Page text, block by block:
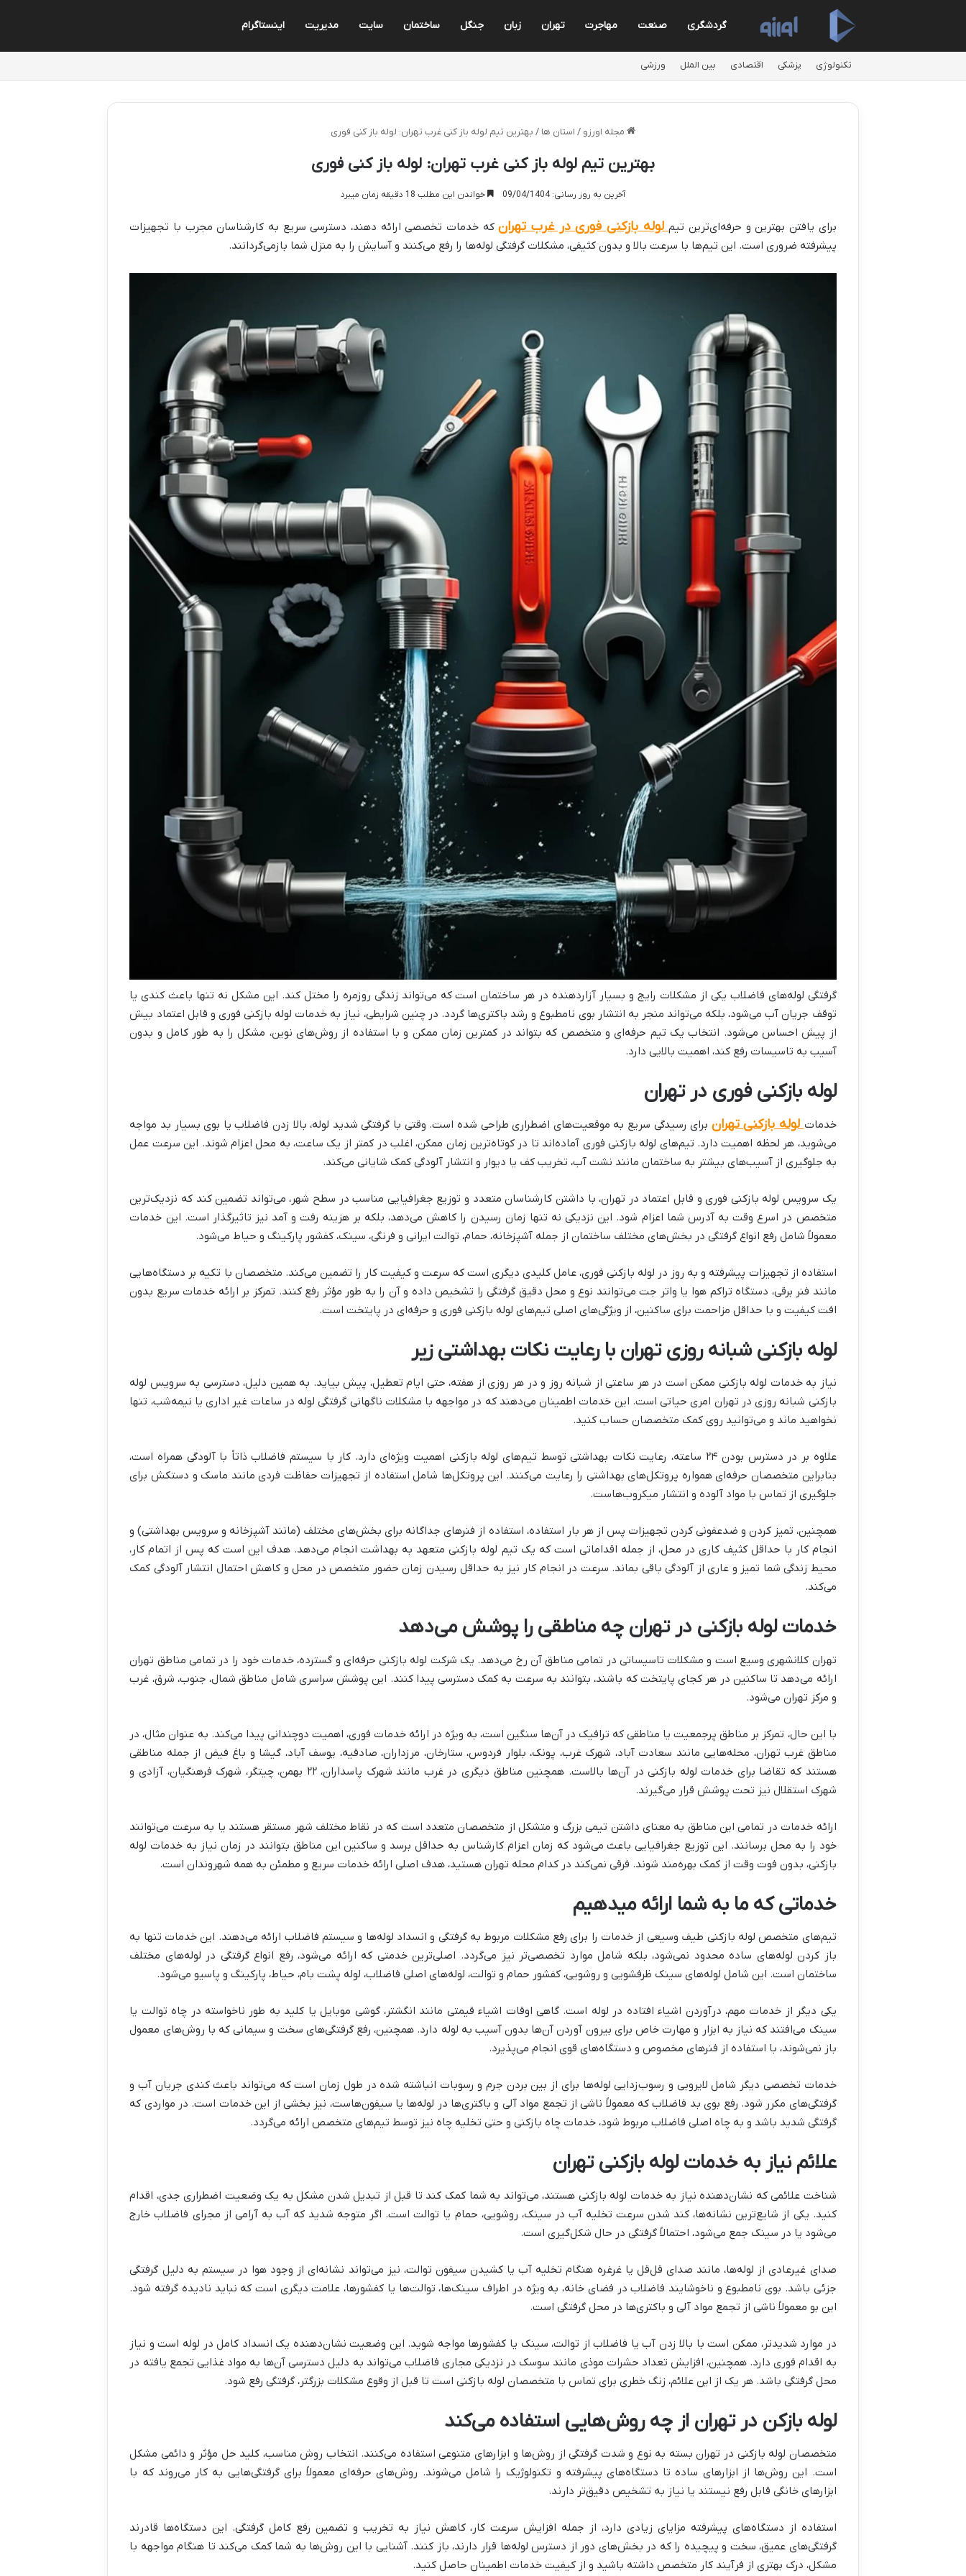
گردشگری صنعت مهاجرت تهران زبان جنگل ساختمان سایت مدیریت اینستاگرام
تکنولوژی پزشکی اقتصادی بین الملل ورزشی
مجله اورزو / استان ها / بهترین تیم لوله باز کنی غرب تهران: لوله باز کنی فوری
بهترین تیم لوله باز کنی غرب تهران: لوله باز کنی فوری
آخرین به روز رسانی: 09/04/1404 خواندن این مطلب 18 دقیقه زمان میبرد
برای یافتن بهترین و حرفه‌ای‌ترین تیملوله بازکنی فوری در غرب تهرانکه خدمات تخصصی ارائه دهند، دسترسی سریع به کارشناسان مجرب با تجهیزات
پیشرفته ضروری است. این تیم‌ها با سرعت بالا و بدون کثیفی، مشکلات گرفتگی لوله‌ها را رفع می‌کنند و آسایش را به منزل شما بازمی‌گردانند.
گرفتگی لوله‌های فاضلاب یکی از مشکلات رایج و بسیار آزاردهنده در هر ساختمان است که می‌تواند زندگی روزمره را مختل کند. این مشکل نه تنها باعث کندی یا
توقف جریان آب می‌شود، بلکه می‌تواند منجر به انتشار بوی نامطبوع و رشد باکتری‌ها گردد. در چنین شرایطی، نیاز به خدمات لوله بازکنی فوری و قابل اعتماد بیش
از پیش احساس می‌شود. انتخاب یک تیم حرفه‌ای و متخصص که بتواند در کمترین زمان ممکن و با استفاده از روش‌های نوین، مشکل را به طور کامل و بدون
آسیب به تاسیسات رفع کند، اهمیت بالایی دارد.
لوله بازکنی فوری در تهران
خدماتلوله بازکنی تهران برای رسیدگی سریع به موقعیت‌های اضطراری طراحی شده است. وقتی با گرفتگی شدید لوله، بالا زدن فاضلاب یا بوی بسیار بد مواجه
می‌شوید، هر لحظه اهمیت دارد. تیم‌های لوله بازکنی فوری آماده‌اند تا در کوتاه‌ترین زمان ممکن، اغلب در کمتر از یک ساعت، به محل اعزام شوند. این سرعت عمل
به جلوگیری از آسیب‌های بیشتر به ساختمان مانند نشت آب، تخریب کف یا دیوار و انتشار آلودگی کمک شایانی می‌کند.
یک سرویس لوله بازکنی فوری و قابل اعتماد در تهران، با داشتن کارشناسان متعدد و توزیع جغرافیایی مناسب در سطح شهر، می‌تواند تضمین کند که نزدیک‌ترین
متخصص در اسرع وقت به آدرس شما اعزام شود. این نزدیکی نه تنها زمان رسیدن را کاهش می‌دهد، بلکه بر هزینه رفت و آمد نیز تاثیرگذار است. این خدمات
معمولاً شامل رفع انواع گرفتگی در بخش‌های مختلف ساختمان از جمله آشپزخانه، حمام، توالت ایرانی و فرنگی، سینک، کفشور پارکینگ و حیاط می‌شود.
استفاده از تجهیزات پیشرفته و به روز در لوله بازکنی فوری، عامل کلیدی دیگری است که سرعت و کیفیت کار را تضمین می‌کند. متخصصان با تکیه بر دستگاه‌هایی
مانند فنر برقی، دستگاه تراکم هوا یا واتر جت می‌توانند نوع و محل دقیق گرفتگی را تشخیص داده و آن را به طور مؤثر رفع کنند. تمرکز بر ارائه خدمات سریع بدون
افت کیفیت و با حداقل مزاحمت برای ساکنین، از ویژگی‌های اصلی تیم‌های لوله بازکنی فوری و حرفه‌ای در پایتخت است.
لوله بازکنی شبانه روزی تهران با رعایت نکات بهداشتی زیر
نیاز به خدمات لوله بازکنی ممکن است در هر ساعتی از شبانه روز و در هر روزی از هفته، حتی ایام تعطیل، پیش بیاید. به همین دلیل، دسترسی به سرویس لوله
بازکنی شبانه روزی در تهران امری حیاتی است. این خدمات اطمینان می‌دهند که در مواجهه با مشکلات ناگهانی گرفتگی لوله در ساعات غیر اداری یا نیمه‌شب، تنها
نخواهید ماند و می‌توانید روی کمک متخصصان حساب کنید.
علاوه بر در دسترس بودن ۲۴ ساعته، رعایت نکات بهداشتی توسط تیم‌های لوله بازکنی اهمیت ویژه‌ای دارد. کار با سیستم فاضلاب ذاتاً با آلودگی همراه است،
بنابراین متخصصان حرفه‌ای همواره پروتکل‌های بهداشتی را رعایت می‌کنند. این پروتکل‌ها شامل استفاده از تجهیزات حفاظت فردی مانند ماسک و دستکش برای
جلوگیری از تماس با مواد آلوده و انتشار میکروب‌هاست.
همچنین، تمیز کردن و ضدعفونی کردن تجهیزات پس از هر بار استفاده، استفاده از فنرهای جداگانه برای بخش‌های مختلف (مانند آشپزخانه و سرویس بهداشتی) و
انجام کار با حداقل کثیف کاری در محل، از جمله اقداماتی است که یک تیم لوله بازکنی متعهد به بهداشت انجام می‌دهد. هدف این است که پس از اتمام کار،
محیط زندگی شما تمیز و عاری از آلودگی باقی بماند. سرعت در انجام کار نیز به حداقل رسیدن زمان حضور متخصص در محل و کاهش احتمال انتشار آلودگی کمک
می‌کند.
خدمات لوله بازکنی در تهران چه مناطقی را پوشش می‌دهد
تهران کلانشهری وسیع است و مشکلات تاسیساتی در تمامی مناطق آن رخ می‌دهد. یک شرکت لوله بازکنی حرفه‌ای و گسترده، خدمات خود را در تمامی مناطق تهران
ارائه می‌دهد تا ساکنین در هر کجای پایتخت که باشند، بتوانند به سرعت به کمک دسترسی پیدا کنند. این پوشش سراسری شامل مناطق شمال، جنوب، شرق، غرب
و مرکز تهران می‌شود.
با این حال، تمرکز بر مناطق پرجمعیت یا مناطقی که ترافیک در آن‌ها سنگین است، به ویژه در ارائه خدمات فوری، اهمیت دوچندانی پیدا می‌کند. به عنوان مثال، در
مناطق غرب تهران، محله‌هایی مانند سعادت آباد، شهرک غرب، پونک، بلوار فردوس، ستارخان، مرزداران، صادقیه، یوسف آباد، گیشا و باغ فیض از جمله مناطقی
هستند که تقاضا برای خدمات لوله بازکنی در آن‌ها بالاست. همچنین مناطق دیگری در غرب مانند شهرک پاسداران، ۲۲ بهمن، چیتگر، شهرک فرهنگیان، آزادی و
شهرک استقلال نیز تحت پوشش قرار می‌گیرند.
ارائه خدمات در تمامی این مناطق به معنای داشتن تیمی بزرگ و متشکل از متخصصان متعدد است که در نقاط مختلف شهر مستقر هستند یا به سرعت می‌توانند
خود را به محل برسانند. این توزیع جغرافیایی باعث می‌شود که زمان اعزام کارشناس به حداقل برسد و ساکنین این مناطق بتوانند در زمان نیاز به خدمات لوله
بازکنی، بدون فوت وقت از کمک بهره‌مند شوند. فرقی نمی‌کند در کدام محله تهران هستید، هدف اصلی ارائه خدمات سریع و مطمئن به همه شهروندان است.
خدماتی که ما به شما ارائه میدهیم
تیم‌های متخصص لوله بازکنی طیف وسیعی از خدمات را برای رفع مشکلات مربوط به گرفتگی و انسداد لوله‌ها و سیستم فاضلاب ارائه می‌دهند. این خدمات تنها به
باز کردن لوله‌های ساده محدود نمی‌شود، بلکه شامل موارد تخصصی‌تر نیز می‌گردد. اصلی‌ترین خدمتی که ارائه می‌شود، رفع انواع گرفتگی در لوله‌های مختلف
ساختمان است. این شامل لوله‌های سینک ظرفشویی و روشویی، کفشور حمام و توالت، لوله‌های اصلی فاضلاب، لوله پشت بام، حیاط، پارکینگ و پاسیو می‌شود.
یکی دیگر از خدمات مهم، درآوردن اشیاء افتاده در لوله است. گاهی اوقات اشیاء قیمتی مانند انگشتر، گوشی موبایل یا کلید به طور ناخواسته در چاه توالت یا
سینک می‌افتند که نیاز به ابزار و مهارت خاص برای بیرون آوردن آن‌ها بدون آسیب به لوله دارد. همچنین، رفع گرفتگی‌های سخت و سیمانی که با روش‌های معمول
باز نمی‌شوند، با استفاده از فنرهای مخصوص و دستگاه‌های قوی انجام می‌پذیرد.
خدمات تخصصی دیگر شامل لایروبی و رسوب‌زدایی لوله‌ها برای از بین بردن جرم و رسوبات انباشته شده در طول زمان است که می‌تواند باعث کندی جریان آب و
گرفتگی‌های مکرر شود. رفع بوی بد فاضلاب که معمولاً ناشی از تجمع مواد آلی و باکتری‌ها در لوله‌ها یا سیفون‌هاست، نیز بخشی از این خدمات است. در مواردی که
گرفتگی شدید باشد و به چاه اصلی فاضلاب مربوط شود، خدمات چاه بازکنی و حتی تخلیه چاه نیز توسط تیم‌های متخصص ارائه می‌گردد.
علائم نیاز به خدمات لوله بازکنی تهران
شناخت علائمی که نشان‌دهنده نیاز به خدمات لوله بازکنی هستند، می‌تواند به شما کمک کند تا قبل از تبدیل شدن مشکل به یک وضعیت اضطراری جدی، اقدام
کنید. یکی از شایع‌ترین نشانه‌ها، کند شدن سرعت تخلیه آب در سینک، روشویی، حمام یا توالت است. اگر متوجه شدید که آب به آرامی از مجرای فاضلاب خارج
می‌شود یا در سینک جمع می‌شود، احتمالاً گرفتگی در حال شکل‌گیری است.
صدای غیرعادی از لوله‌ها، مانند صدای قل‌قل یا غرغره هنگام تخلیه آب یا کشیدن سیفون توالت، نیز می‌تواند نشانه‌ای از وجود هوا در سیستم به دلیل گرفتگی
جزئی باشد. بوی نامطبوع و ناخوشایند فاضلاب در فضای خانه، به ویژه در اطراف سینک‌ها، توالت‌ها یا کفشورها، علامت دیگری است که نباید نادیده گرفته شود.
این بو معمولاً ناشی از تجمع مواد آلی و باکتری‌ها در محل گرفتگی است.
در موارد شدیدتر، ممکن است با بالا زدن آب یا فاضلاب از توالت، سینک یا کفشورها مواجه شوید. این وضعیت نشان‌دهنده یک انسداد کامل در لوله است و نیاز
به اقدام فوری دارد. همچنین، افزایش تعداد حشرات موذی مانند سوسک در نزدیکی مجاری فاضلاب می‌تواند به دلیل دسترسی آن‌ها به مواد غذایی تجمع یافته در
محل گرفتگی باشد. هر یک از این علائم، زنگ خطری برای تماس با متخصصان لوله بازکنی است تا قبل از وقوع مشکلات بزرگتر، گرفتگی رفع شود.
لوله بازکن در تهران از چه روش‌هایی استفاده می‌کند
متخصصان لوله بازکنی در تهران بسته به نوع و شدت گرفتگی از روش‌ها و ابزارهای متنوعی استفاده می‌کنند. انتخاب روش مناسب، کلید حل مؤثر و دائمی مشکل
است. این روش‌ها از ابزارهای ساده تا دستگاه‌های پیشرفته و تکنولوژیک را شامل می‌شوند. روش‌های حرفه‌ای معمولاً برای گرفتگی‌هایی به کار می‌روند که با
ابزارهای خانگی قابل رفع نیستند یا نیاز به تشخیص دقیق‌تر دارند.
استفاده از دستگاه‌های پیشرفته مزایای زیادی دارد، از جمله افزایش سرعت کار، کاهش نیاز به تخریب و تضمین رفع کامل گرفتگی. این دستگاه‌ها قادرند
گرفتگی‌های عمیق، سخت و پیچیده را که در بخش‌های دور از دسترس لوله‌ها قرار دارند، باز کنند. آشنایی با این روش‌ها به شما کمک می‌کند تا هنگام مواجهه با
مشکل، درک بهتری از فرآیند کار متخصص داشته باشید و از کیفیت خدمات اطمینان حاصل کنید.